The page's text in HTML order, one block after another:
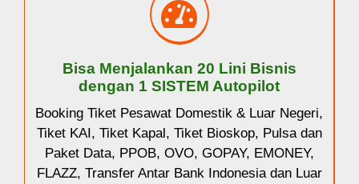
Bisa Menjalankan 20 Lini Bisnis
dengan 1 SISTEM Autopilot
Booking Tiket Pesawat Domestik & Luar Negeri,
Tiket KAI, Tiket Kapal, Tiket Bioskop, Pulsa dan
Paket Data, PPOB, OVO, GOPAY, EMONEY,
FLAZZ, Transfer Antar Bank Indonesia dan Luar